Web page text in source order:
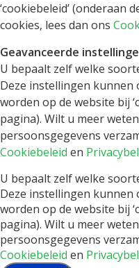
‘cookiebeleid’ (onderaan
cookies, lees dan ons
Geavanceerde
U bepaalt zelf welke
Deze instellingen kunnen
worden op de website bij
pagina). Wilt u meer
persoonsgegevens
Cookiebeleid en
U bepaalt zelf welke
Deze instellingen kunnen
worden op de website bij
pagina). Wilt u meer
persoonsgegevens
Cookiebeleid en